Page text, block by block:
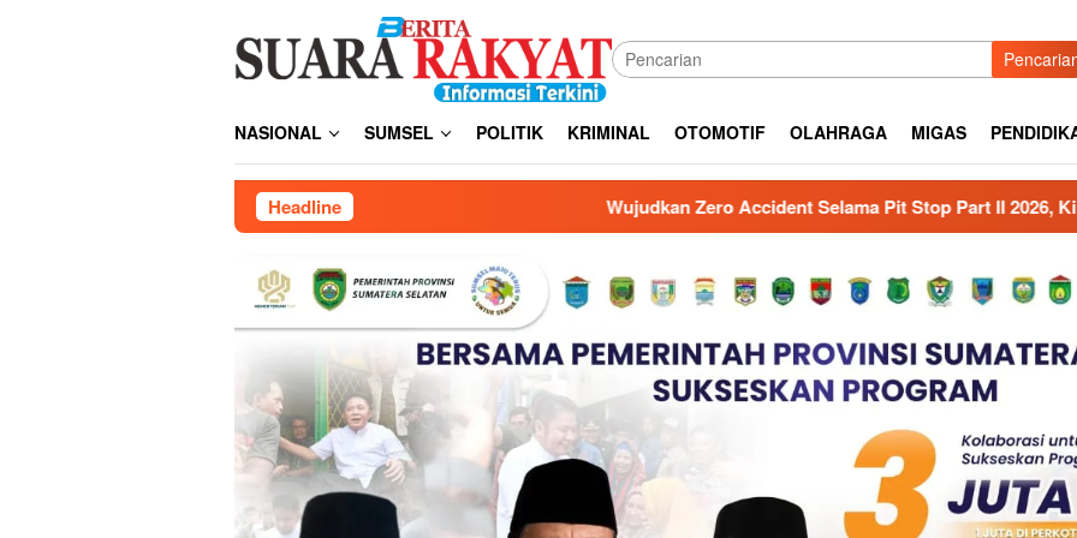
NASIONAL SUMSEL POLITIK KRIMINAL OTOMOTIF OLAHRAGA MIGAS
Headline Wujudkan Zero Accident Selama Pit Stop Part II 2026, Kilang Plaju Tanamkan